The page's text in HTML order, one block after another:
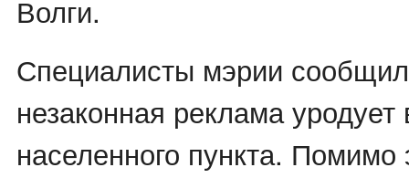
Волги.
Специалисты мэрии
незаконная реклама
населенного пункта. Помимо